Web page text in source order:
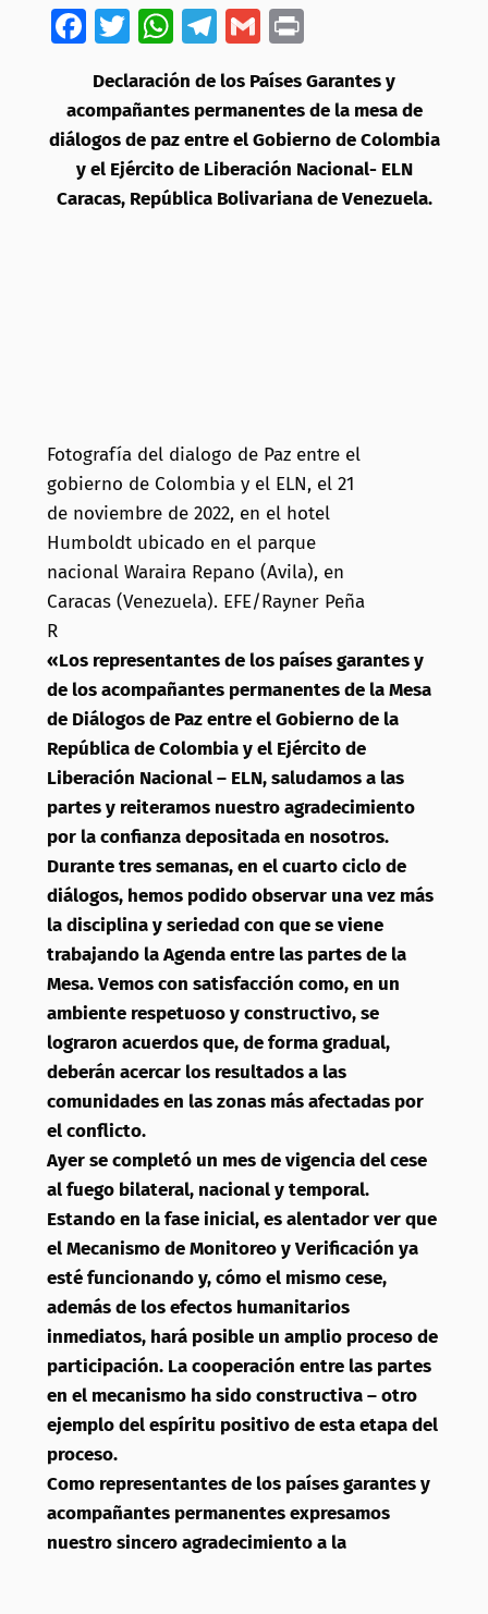
Facebook
Twitter
WhatsApp
Telegram
GmailPrint
Declaración de los Países Garantes y
acompañantes permanentes de la mesa de
diálogos de paz entre el Gobierno de Colombia
y el Ejército de Liberación Nacional- ELN
Caracas, República Bolivariana de Venezuela.
Fotografía del dialogo de Paz entre el
gobierno de Colombia y el ELN, el 21
de noviembre de 2022, en el hotel
Humboldt ubicado en el parque
nacional Waraira Repano (Avila), en
Caracas (Venezuela). EFE/Rayner Peña
R
«Los representantes de los países garantes y
de los acompañantes permanentes de la Mesa
de Diálogos de Paz entre el Gobierno de la
República de Colombia y el Ejército de
Liberación Nacional – ELN, saludamos a las
partes y reiteramos nuestro agradecimiento
por la confianza depositada en nosotros.
Durante tres semanas, en el cuarto ciclo de
diálogos, hemos podido observar una vez más
la disciplina y seriedad con que se viene
trabajando la Agenda entre las partes de la
Mesa. Vemos con satisfacción como, en un
ambiente respetuoso y constructivo, se
lograron acuerdos que, de forma gradual,
deberán acercar los resultados a las
comunidades en las zonas más afectadas por
el conflicto.
Ayer se completó un mes de vigencia del cese
al fuego bilateral, nacional y temporal.
Estando en la fase inicial, es alentador ver que
el Mecanismo de Monitoreo y Verificación ya
esté funcionando y, cómo el mismo cese,
además de los efectos humanitarios
inmediatos, hará posible un amplio proceso de
participación. La cooperación entre las partes
en el mecanismo ha sido constructiva – otro
ejemplo del espíritu positivo de esta etapa del
proceso.
Como representantes de los países garantes y
acompañantes permanentes expresamos
nuestro sincero agradecimiento a la